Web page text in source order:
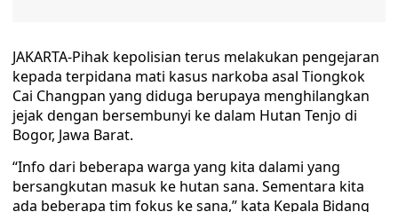
JAKARTA-Pihak kepolisian terus melakukan pengejaran
kepada terpidana mati kasus narkoba asal Tiongkok
Cai Changpan yang diduga berupaya menghilangkan
jejak dengan bersembunyi ke dalam Hutan Tenjo di
Bogor, Jawa Barat.
“Info dari beberapa warga yang kita dalami yang
bersangkutan masuk ke hutan sana. Sementara kita
ada beberapa tim fokus ke sana,” kata Kepala Bidang